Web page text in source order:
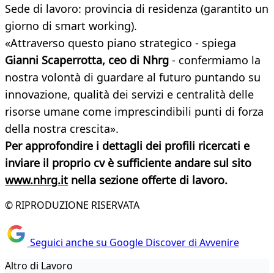
Sede di lavoro: provincia di residenza (garantito un
giorno di smart working).
«Attraverso questo piano strategico - spiega
Gianni Scaperrotta, ceo di Nhrg - confermiamo la
nostra volontà di guardare al futuro puntando su
innovazione, qualità dei servizi e centralità delle
risorse umane come imprescindibili punti di forza
della nostra crescita».
Per approfondire i dettagli dei profili ricercati e
inviare il proprio cv è sufficiente andare sul sito
www.nhrg.it nella sezione offerte di lavoro.
© RIPRODUZIONE RISERVATA
Seguici anche su Google Discover di Avvenire
Altro di Lavoro